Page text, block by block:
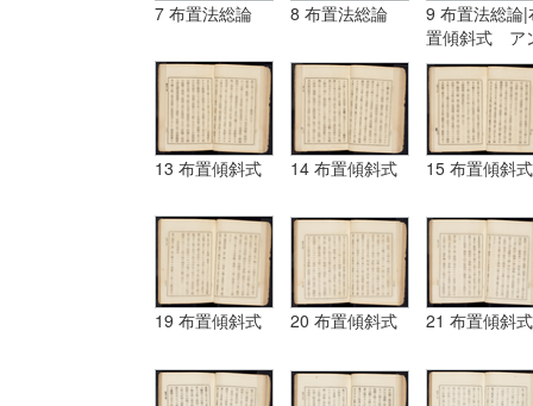
7 布置法総論 8 布置法総論
9 布置法総論|
置傾斜式 ア
ギュラール、
ムポシシヨン
13 布置傾斜式 14 布置傾斜式 15 布置傾斜式
19 布置傾斜式 20 布置傾斜式 21 布置傾斜式